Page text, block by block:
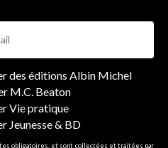
des éditions Albin Michel
M.C. Beaton
Vie pratique
Jeunesse & BD
obligatoires, et sont collectées et traitées par